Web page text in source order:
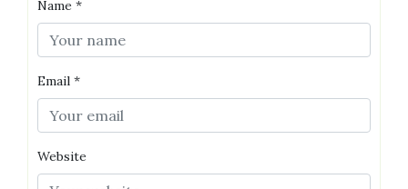
Name *
Email *
Website